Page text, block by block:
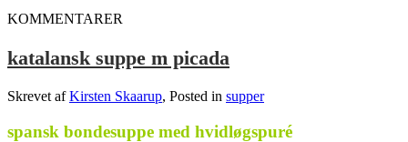
KOMMENTARER
katalansk suppe m picada
Skrevet afKirsten Skaarup, Posted in supper
spansk bondesuppe med hvidløgspuré